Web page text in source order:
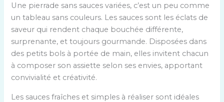
Une pierrade sans sauces variées, c’est un peu comme
un tableau sans couleurs. Les sauces sont les éclats de
saveur qui rendent chaque bouchée différente,
surprenante, et toujours gourmande. Disposées dans
des petits bols à portée de main, elles invitent chacun
à composer son assiette selon ses envies, apportant
convivialité et créativité.
Les sauces fraîches et simples à réaliser sont idéales